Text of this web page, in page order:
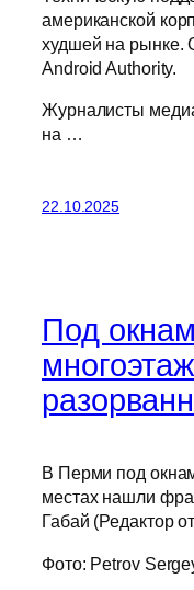
американской
худшей на рынке.
Android Authority.
Журналисты
на …
22.10.2025
Под
В Перми под
местах нашли
Габай (Редактор
Фото: Petrov